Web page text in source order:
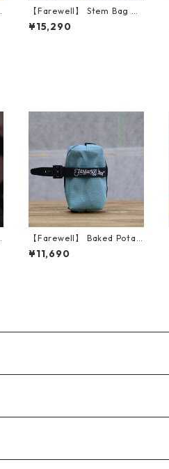
【Farewell】 Stem Bag V2
（Seaform RX30）
¥15,290
【Farewell】 Baked Potat
o™ （Glacier Blue X11）
¥11,690